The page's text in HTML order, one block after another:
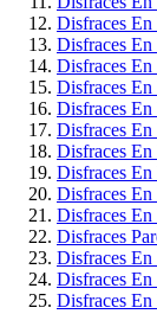
Disfraces En
Disfraces En
Disfraces En
Disfraces
Disfraces En
Disfraces
Disfraces
Disfraces En
Disfraces En
Disfraces En
Disfraces
Disfraces En
Disfraces
Disfraces